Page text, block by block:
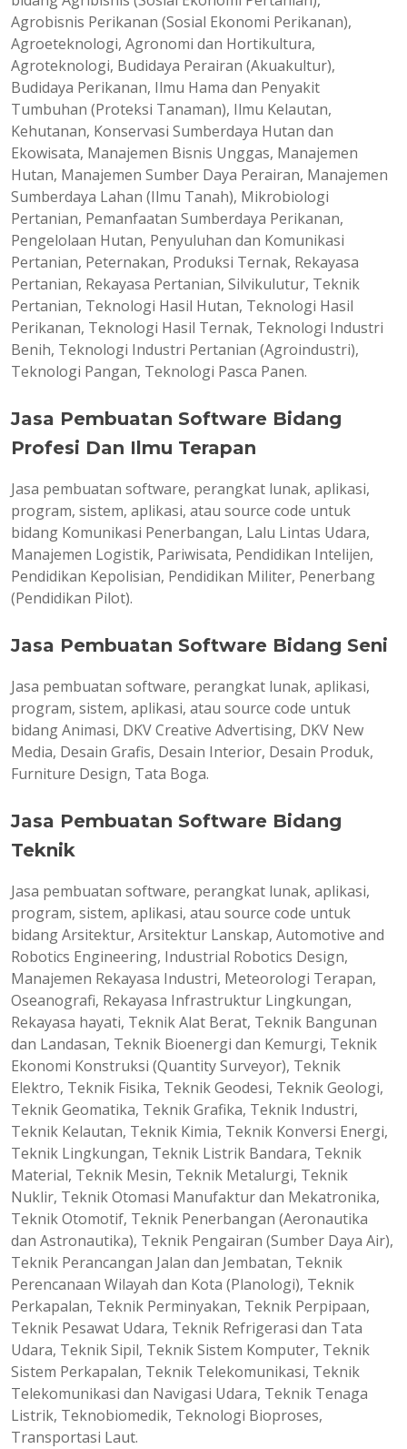
Agrobisnis Perikanan (Sosial Ekonomi Perikanan),
Agroeteknologi, Agronomi dan Hortikultura,
Agroteknologi, Budidaya Perairan (Akuakultur),
Budidaya Perikanan, Ilmu Hama dan Penyakit
Tumbuhan (Proteksi Tanaman), Ilmu Kelautan,
Kehutanan, Konservasi Sumberdaya Hutan dan
Ekowisata, Manajemen Bisnis Unggas, Manajemen
Hutan, Manajemen Sumber Daya Perairan, Manajemen
Sumberdaya Lahan (Ilmu Tanah), Mikrobiologi
Pertanian, Pemanfaatan Sumberdaya Perikanan,
Pengelolaan Hutan, Penyuluhan dan Komunikasi
Pertanian, Peternakan, Produksi Ternak, Rekayasa
Pertanian, Rekayasa Pertanian, Silvikulutur, Teknik
Pertanian, Teknologi Hasil Hutan, Teknologi Hasil
Perikanan, Teknologi Hasil Ternak, Teknologi Industri
Benih, Teknologi Industri Pertanian (Agroindustri),
Teknologi Pangan, Teknologi Pasca Panen.
Jasa Pembuatan Software Bidang
Profesi Dan Ilmu Terapan
Jasa pembuatan software, perangkat lunak, aplikasi,
program, sistem, aplikasi, atau source code untuk
bidang Komunikasi Penerbangan, Lalu Lintas Udara,
Manajemen Logistik, Pariwisata, Pendidikan Intelijen,
Pendidikan Kepolisian, Pendidikan Militer, Penerbang
(Pendidikan Pilot).
Jasa Pembuatan Software Bidang Seni
Jasa pembuatan software, perangkat lunak, aplikasi,
program, sistem, aplikasi, atau source code untuk
bidang Animasi, DKV Creative Advertising, DKV New
Media, Desain Grafis, Desain Interior, Desain Produk,
Furniture Design, Tata Boga.
Jasa Pembuatan Software Bidang
Teknik
Jasa pembuatan software, perangkat lunak, aplikasi,
program, sistem, aplikasi, atau source code untuk
bidang Arsitektur, Arsitektur Lanskap, Automotive and
Robotics Engineering, Industrial Robotics Design,
Manajemen Rekayasa Industri, Meteorologi Terapan,
Oseanografi, Rekayasa Infrastruktur Lingkungan,
Rekayasa hayati, Teknik Alat Berat, Teknik Bangunan
dan Landasan, Teknik Bioenergi dan Kemurgi, Teknik
Ekonomi Konstruksi (Quantity Surveyor), Teknik
Elektro, Teknik Fisika, Teknik Geodesi, Teknik Geologi,
Teknik Geomatika, Teknik Grafika, Teknik Industri,
Teknik Kelautan, Teknik Kimia, Teknik Konversi Energi,
Teknik Lingkungan, Teknik Listrik Bandara, Teknik
Material, Teknik Mesin, Teknik Metalurgi, Teknik
Nuklir, Teknik Otomasi Manufaktur dan Mekatronika,
Teknik Otomotif, Teknik Penerbangan (Aeronautika
dan Astronautika), Teknik Pengairan (Sumber Daya Air),
Teknik Perancangan Jalan dan Jembatan, Teknik
Perencanaan Wilayah dan Kota (Planologi), Teknik
Perkapalan, Teknik Perminyakan, Teknik Perpipaan,
Teknik Pesawat Udara, Teknik Refrigerasi dan Tata
Udara, Teknik Sipil, Teknik Sistem Komputer, Teknik
Sistem Perkapalan, Teknik Telekomunikasi, Teknik
Telekomunikasi dan Navigasi Udara, Teknik Tenaga
Listrik, Teknobiomedik, Teknologi Bioproses,
Transportasi Laut.